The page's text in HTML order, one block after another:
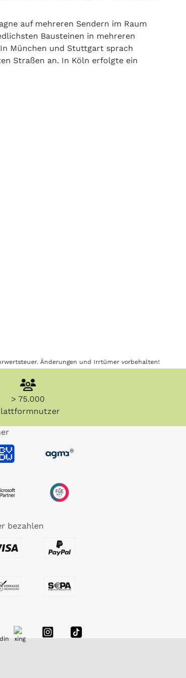
auf mehreren Sendern im Raum
Bausteinen in mehreren
München und Stuttgart sprach
Straßen an. In Köln erfolgte ein
Änderungen und Irrtümer vorbehalten!
> 75.000
bezahlen